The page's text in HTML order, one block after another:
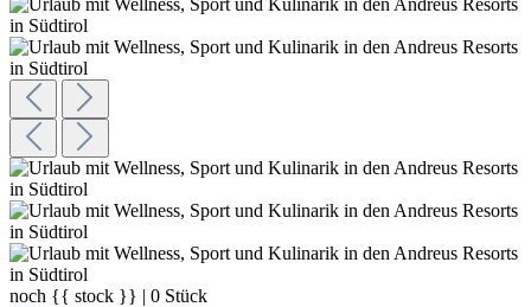
noch {{ stock }} | 0 Stück